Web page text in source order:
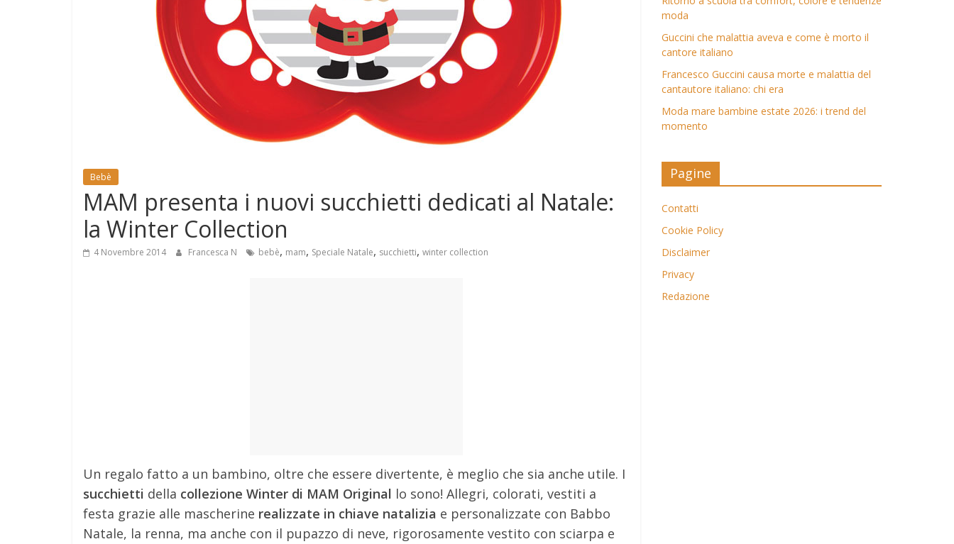
Bebè
MAM presenta i nuovi succhietti dedicati al Natale:
la Winter Collection
4 Novembre 2014 Francesca N bebè, mam, Speciale Natale, succhietti, winter collection
Un regalo fatto a un bambino, oltre che essere divertente, è meglio che sia anche utile. I
succhietti della collezione Winter di MAM Original lo sono! Allegri, colorati, vestiti a
festa grazie alle mascherine realizzate in chiave natalizia e personalizzate con Babbo
Natale, la renna, ma anche con il pupazzo di neve, rigorosamente vestito con sciarpa e
moda
Guccini che malattia aveva e come è morto il
cantore italiano
Francesco Guccini causa morte e malattia del
cantautore italiano: chi era
Moda mare bambine estate 2026: i trend del
momento
Pagine
Contatti
Cookie Policy
Disclaimer
Privacy
Redazione